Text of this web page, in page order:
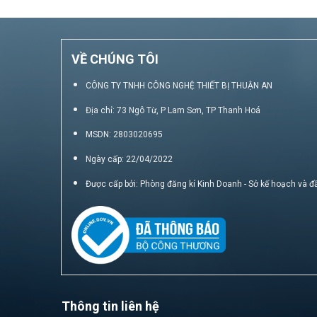
VỀ CHÚNG TÔI
CÔNG TY TNHH CÔNG NGHỆ THIẾT BỊ THUẬN AN
Địa chỉ: 73 Ngô Từ, P Lam Sơn, TP Thanh Hoá
MSDN: 2803020695
Ngày cấp: 22/04/2022
Được cấp bởi: Phòng đăng kí Kinh Doanh - Sở kế hoạch và
Thông tin liên hệ